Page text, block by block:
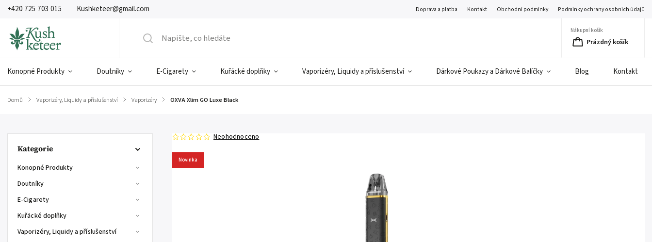
+420 725 703 015 Kushketeer@gmail.com Doprava a platba Kontakt Obchodní podmínky Podmínky ochrany osobních údajů
Nákupní košík
Prázdný košík
Konopné Produkty Doutníky E-Cigarety Kuřácké doplňky Vaporizéry, Liquidy a příslušenství Dárkové Poukazy a Dárkové Balíčky Blog Kontakt
Domů / Vaporizéry, Liquidy a příslušenství / Vaporizéry / OXVA Xlim GO Luxe Black
Kategorie
Konopné Produkty
Doutníky
E-Cigarety
Kuřácké doplňky
Vaporizéry, Liquidy a příslušenství
Novinka
Neohodnoceno